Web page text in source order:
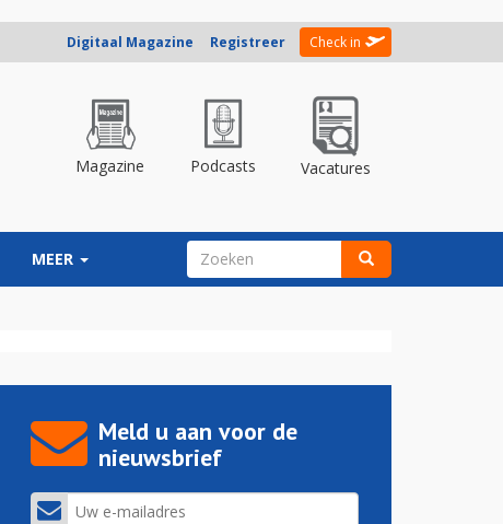
Digitaal Magazine Registreer Check in
Magazine Podcasts Vacatures
MEER ZOEKVELD
Meld u aan voor de
nieuwsbrief